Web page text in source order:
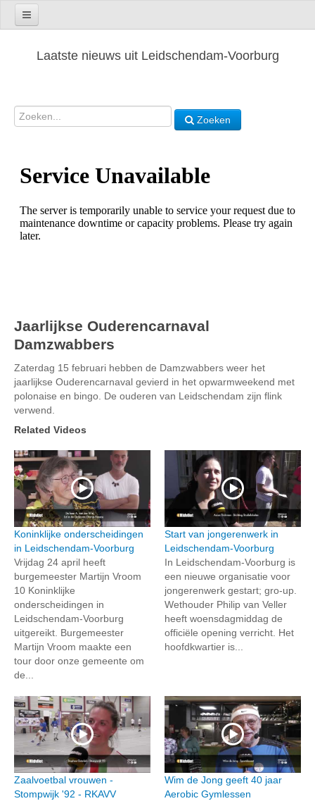
Laatste nieuws uit Leidschendam-Voorburg
Zoeken
Jaarlijkse Ouderencarnaval
Damzwabbers
Zaterdag 15 februari hebben de Damzwabbers weer het
jaarlijkse Ouderencarnaval gevierd in het opwarmweekend met
polonaise en bingo. De ouderen van Leidschendam zijn flink
verwend.
Related Videos
Koninklijke onderscheidingen
in Leidschendam-Voorburg
Vrijdag 24 april heeft
burgemeester Martijn Vroom
10 Koninklijke
onderscheidingen in
Leidschendam-Voorburg
uitgereikt. Burgemeester
Martijn Vroom maakte een
tour door onze gemeente om
de...
Start van jongerenwerk in
Leidschendam-Voorburg
In Leidschendam-Voorburg is
een nieuwe organisatie voor
jongerenwerk gestart; gro-up.
Wethouder Philip van Veller
heeft woensdagmiddag de
officiële opening verricht. Het
hoofdkwartier is...
Zaalvoetbal vrouwen -
Stompwijk '92 - RKAVV
Wim de Jong geeft 40 jaar
Aerobic Gymlessen